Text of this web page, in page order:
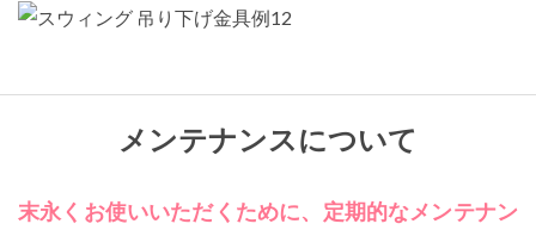
メンテナンスについて
末永くお使いいただくために、定期的なメンテナン